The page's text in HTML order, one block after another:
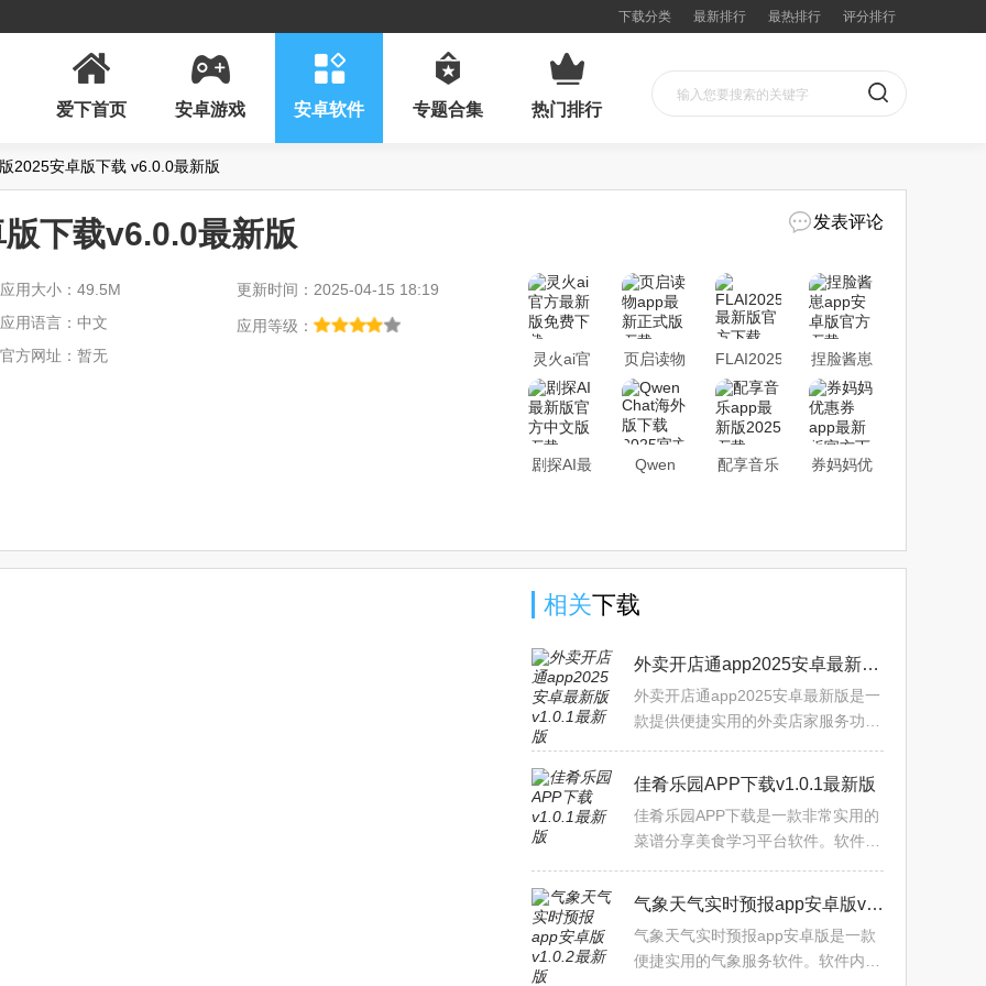
下载分类 最新排行 最热排行 评分排行
爱下首页 安卓游戏 安卓软件 专题合集 热门排行
2025安卓版下载 v6.0.0最新版
下载v6.0.0最新版 发表评论
应用大小：49.5M
更新时间：2025-04-15 18:19
应用语言：中文
应用等级：
官方网址：暂无
灵火ai官
方最新版
免费下载
页启读物
app最新
正式版下
载
FLAI2025
最新版官
方下载
捏脸酱崽
app安卓
版官方下
载
剧探AI最
Qwen
配享音乐
券妈妈优
相关下载
外卖开店通app2025安卓最新版v1.0.1最新版
外卖开店通app2025安卓最新版是一
款提供便捷实用的外卖店家服务功能
入驻功能，包含外卖商家，零售商
家，美团配送，城市代理，服
佳肴乐园APP下载v1.0.1最新版
佳肴乐园APP下载是一款非常实用的
菜谱分享美食学习平台软件。软件内
族，家庭版，一人食，儿童餐，减脂
餐等多种人群所需分类，每
气象天气实时预报app安卓版v1.0.2最新版
气象天气实时预报app安卓版是一款
便捷实用的气象服务软件。软件内能